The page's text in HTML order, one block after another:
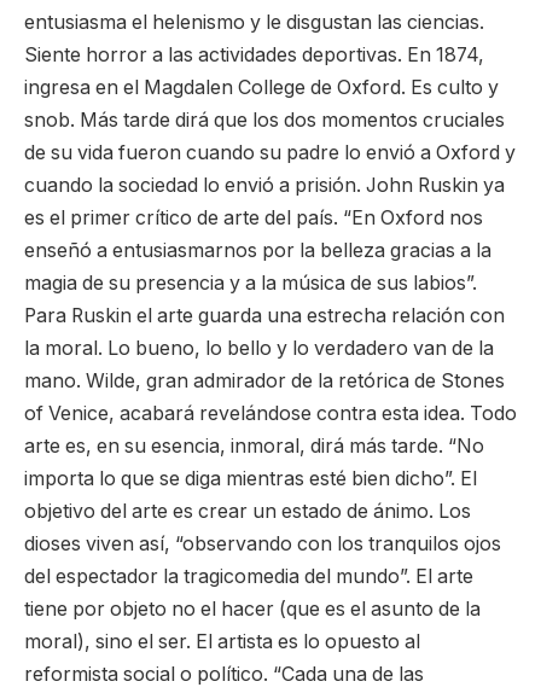
entusiasma el helenismo y le disgustan las ciencias.
Siente horror a las actividades deportivas. En 1874,
ingresa en el Magdalen College de Oxford. Es culto y
snob. Más tarde dirá que los dos momentos cruciales
de su vida fueron cuando su padre lo envió a Oxford y
cuando la sociedad lo envió a prisión. John Ruskin ya
es el primer crítico de arte del país. “En Oxford nos
enseñó a entusiasmarnos por la belleza gracias a la
magia de su presencia y a la música de sus labios”.
Para Ruskin el arte guarda una estrecha relación con
la moral. Lo bueno, lo bello y lo verdadero van de la
mano. Wilde, gran admirador de la retórica de Stones
of Venice, acabará revelándose contra esta idea. Todo
arte es, en su esencia, inmoral, dirá más tarde. “No
importa lo que se diga mientras esté bien dicho”. El
objetivo del arte es crear un estado de ánimo. Los
dioses viven así, “observando con los tranquilos ojos
del espectador la tragicomedia del mundo”. El arte
tiene por objeto no el hacer (que es el asunto de la
moral), sino el ser. El artista es lo opuesto al
reformista social o político. “Cada una de las